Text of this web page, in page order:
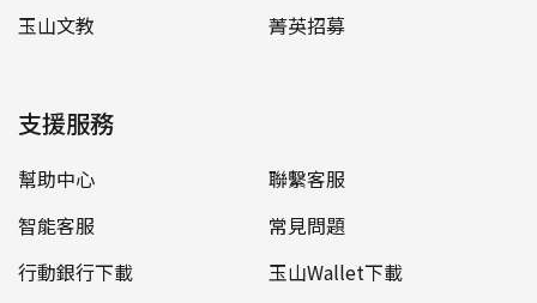
玉山文教
菁英招募
支援服務
幫助中心
聯繫客服
智能客服
常見問題
行動銀行下載
玉山Wallet下載